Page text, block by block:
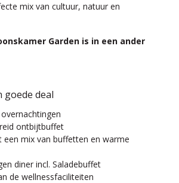
mix van cultuur, natuur en
Garden is in een ander
goede deal
ontbijtbuffet
een mix van buffetten en warme
diner incl. Saladebuffet
de wellnessfaciliteiten